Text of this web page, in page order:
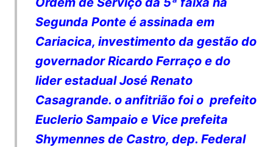
Segunda Ponte é assinada em
Cariacica, investimento da gestão do
governador Ricardo Ferraço e do
lider estadual José Renato
Casagrande. o anfitrião foi o prefeito
Euclerio Sampaio e Vice prefeita
Shymennes de Castro, dep. Federal